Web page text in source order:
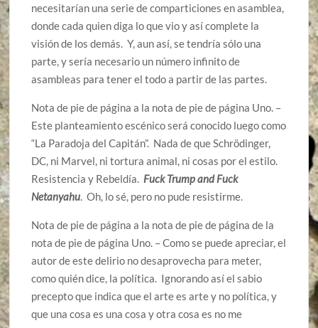
necesitarían una serie de comparticiones en asamblea,
donde cada quien diga lo que vio y así complete la
visión de los demás. Y, aun así, se tendría sólo una
parte, y sería necesario un número infinito de
asambleas para tener el todo a partir de las partes.
Nota de pie de página a la nota de pie de página Uno. –
Este planteamiento escénico será conocido luego como
“La Paradoja del Capitán”. Nada de que Schrödinger,
DC, ni Marvel, ni tortura animal, ni cosas por el estilo.
Resistencia y Rebeldía. Fuck Trump and Fuck
Netanyahu . Oh, lo sé, pero no pude resistirme.
Nota de pie de página a la nota de pie de página de la
nota de pie de página Uno. – Como se puede apreciar, el
autor de este delirio no desaprovecha para meter,
como quién dice, la política. Ignorando así el sabio
precepto que indica que el arte es arte y no política, y
que una cosa es una cosa y otra cosa es no me